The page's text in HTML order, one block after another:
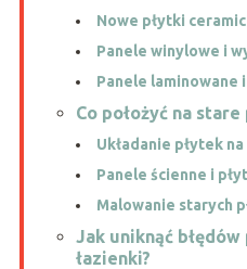
Nowe płytki
Panele winylowe i
Panele laminowane
Co położyć na
Układanie płytek
Panele ścienne i
Malowanie starych
Jak uniknąć
łazienki?